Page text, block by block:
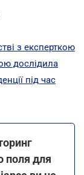
з експерткою
дослідила
під час
поля для